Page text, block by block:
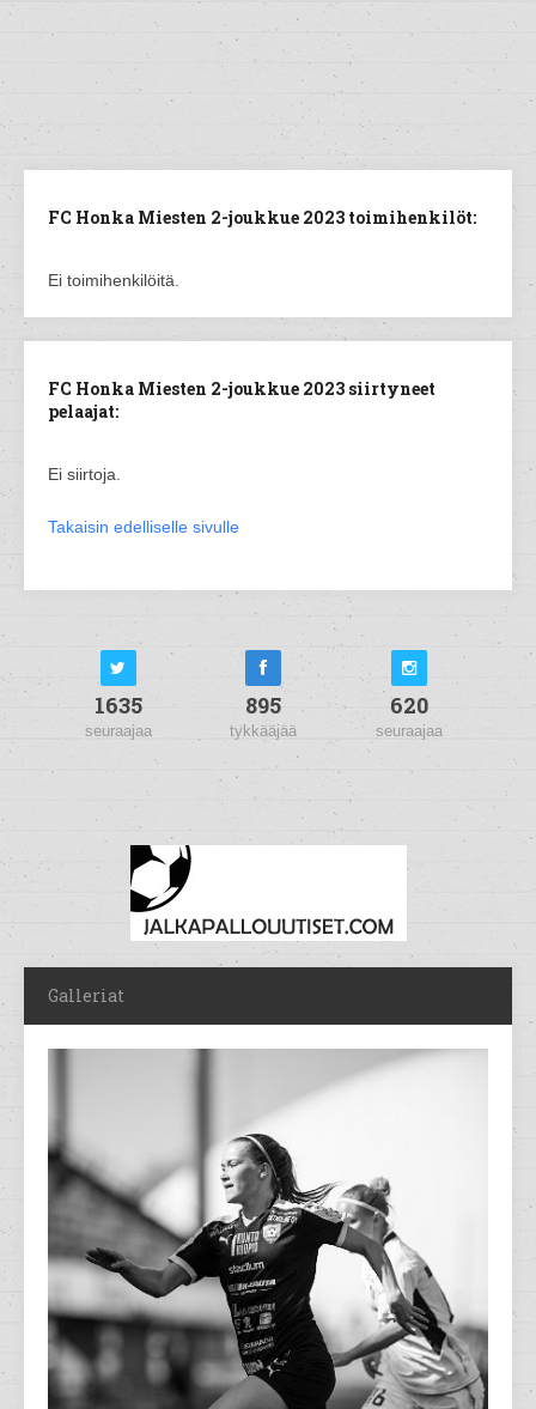
FC Honka Miesten 2-joukkue 2023 toimihenkilöt:
Ei toimihenkilöitä.
FC Honka Miesten 2-joukkue 2023 siirtyneet
pelaajat:
Ei siirtoja.
Takaisin edelliselle sivulle
1635
seuraajaa
895
tykkääjää
620
seuraajaa
Galleriat